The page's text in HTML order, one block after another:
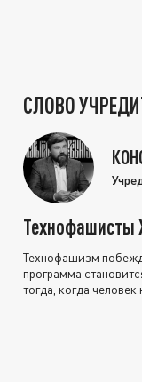
СЛОВО
Технофашисты
Технофашизм
программа
тогда, когда